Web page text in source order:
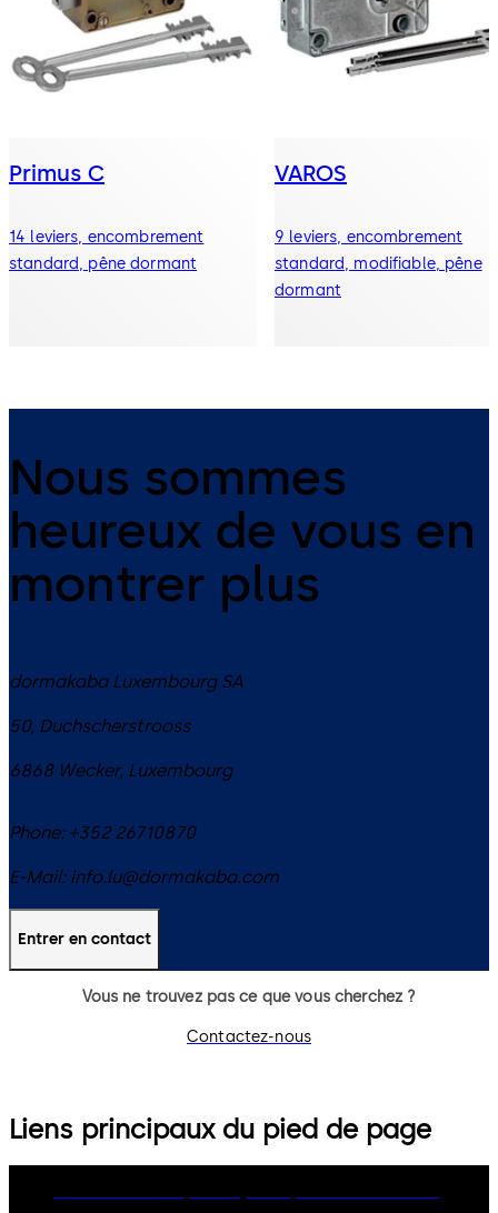
Primus C
14 leviers, encombrement
standard, pêne dormant
VAROS
9 leviers, encombrement
standard, modifiable, pêne
dormant
Nous sommes
heureux de vous en
montrer plus
dormakaba Luxembourg SA
50, Duchscherstrooss
6868 Wecker, Luxembourg
Phone: +352 26710870
E-Mail: info.lu@dormakaba.com
Entrer en contact
Vous ne trouvez pas ce que vous cherchez ?
Contactez-nous
Liens principaux du pied de page